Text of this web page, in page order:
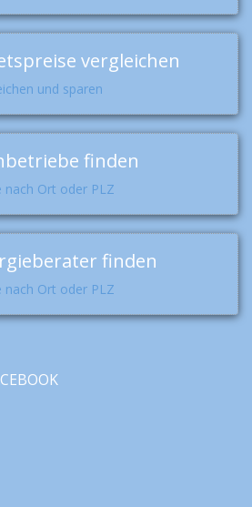
vergleichen
und sparen
finden
nach Ort oder PLZ
finden
nach Ort oder PLZ